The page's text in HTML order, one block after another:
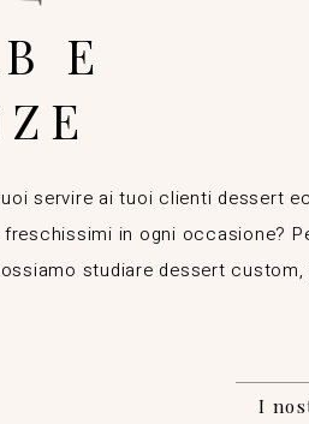
E
servire ai tuoi clienti dessert
in ogni occasione?
studiare dessert
I